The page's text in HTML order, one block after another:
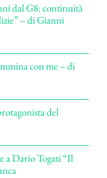
dal G8: continuità
– di Gianni
con me – di
del
a Dario Togati “Il